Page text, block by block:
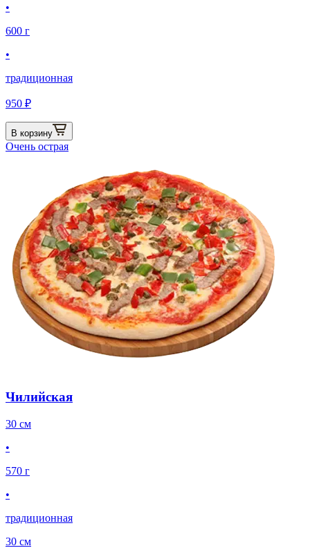
•
600 г
•
традиционная
950 ₽
В корзину
Очень острая
Чилийская
30 см
•
570 г
•
традиционная
30 см